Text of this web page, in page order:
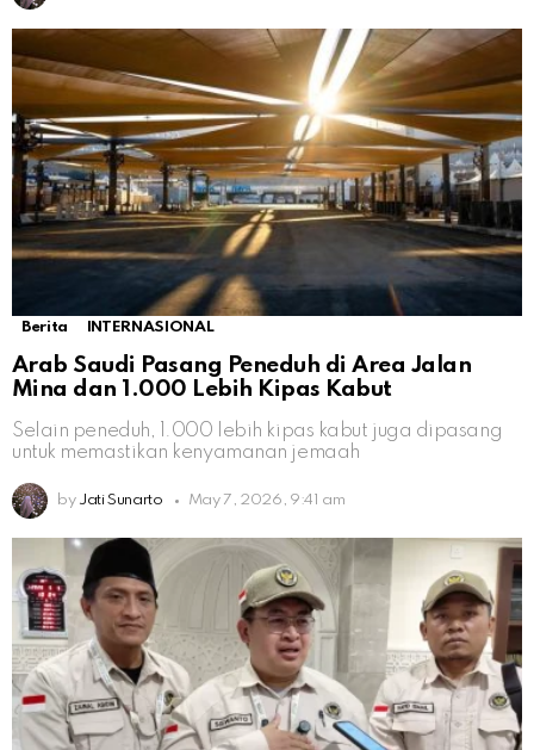
Berita INTERNASIONAL
Arab Saudi Pasang Peneduh di Area Jalan
Mina dan 1.000 Lebih Kipas Kabut
Selain peneduh, 1.000 lebih kipas kabut juga dipasang
untuk memastikan kenyamanan jemaah
by Jati Sunarto May 7, 2026, 9:41 am